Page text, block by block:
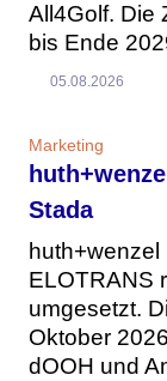
All4Golf. Die
bis Ende
05.08.2026
Marketing
Stada
ELOTRANS
umgesetzt.
Oktober
dOOH und